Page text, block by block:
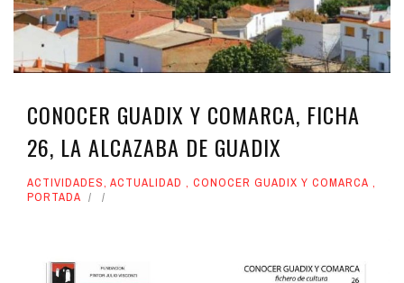
CONOCER GUADIX Y COMARCA, FICHA
26, LA ALCAZABA DE GUADIX
ACTIVIDADES, ACTUALIDAD , CONOCER GUADIX Y COMARCA ,
PORTADA